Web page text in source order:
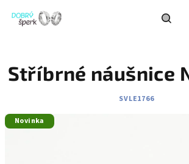
obsah
Stříbrné náušnice
SVLE1766
Novinka